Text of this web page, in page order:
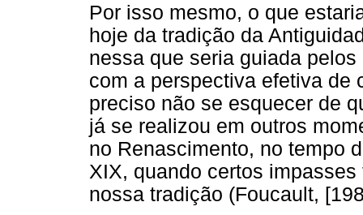
Por isso mesmo, o que
hoje da tradição da
nessa que seria guiada
com a perspectiva efetiva de
preciso não se esquecer de
já se realizou em outros
no Renascimento, no tempo
XIX, quando certos
nossa tradição (Foucault,